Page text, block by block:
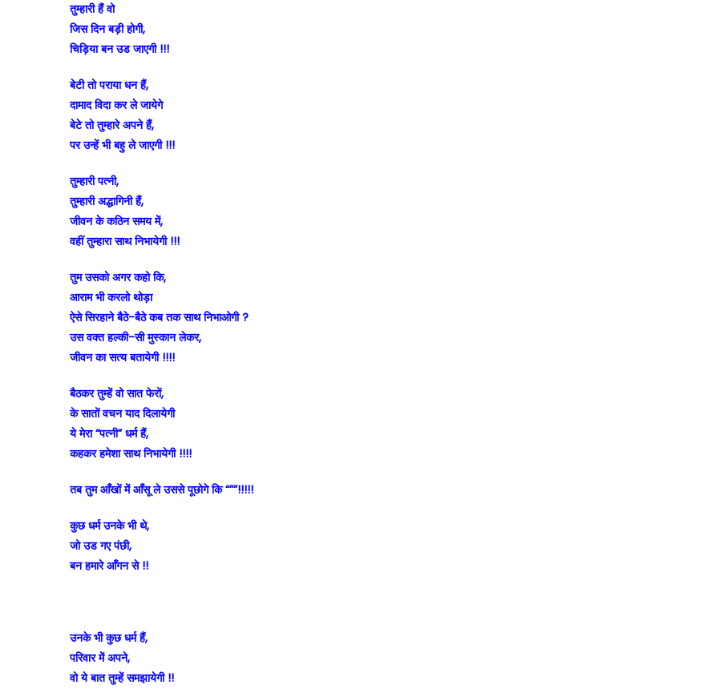
तुम्हारी हैं वो
जिस दिन बड़ी होगी,
चिड़िया बन उड जाएगी !!!
बेटी तो पराया धन हैं,
दामाद विदा कर ले जायेगे
बेटे तो तुम्हारे अपने हैं,
पर उन्हें भी बहु ले जाएगी !!!
तुम्हारी पत्नी,
तुम्हारी अद्धागिनी हैं,
जीवन के कठिन समय में,
वहीं तुम्हारा साथ निभायेगी !!!
तुम उसको अगर कहो कि,
आराम भी करलो थोड़ा
ऐसे सिरहाने बैठे-बैठे कब तक साथ निभाओगी ?
उस वक्त हल्की-सी मुस्कान लेकर,
जीवन का सत्य बतायेगी !!!!
बैठकर तुम्हें वो सात फेरों,
के सातों वचन याद दिलायेगी
ये मेरा “पत्नी” धर्म हैं,
कहकर हमेशा साथ निभायेगी !!!!
तब तुम आँखों में आँसू ले उससे पूछोगे कि “””!!!!!
कुछ धर्म उनके भी थे,
जो उड गए पंछी,
बन हमारे आँगन से !!
उनके भी कुछ धर्म हैं,
परिवार में अपने,
वो ये बात तुम्हें समझायेगी !!